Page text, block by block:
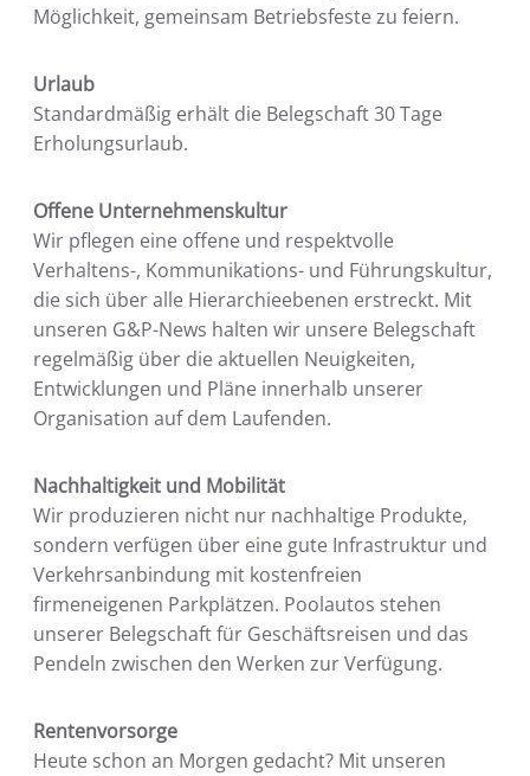
Möglichkeit, gemeinsam Betriebsfeste zu feiern.
Urlaub
Standardmäßig erhält die Belegschaft 30 Tage
Erholungsurlaub.
Offene Unternehmenskultur
Wir pflegen eine offene und respektvolle
Verhaltens-, Kommunikations- und Führungskultur,
die sich über alle Hierarchieebenen erstreckt. Mit
unseren G&P-News halten wir unsere Belegschaft
regelmäßig über die aktuellen Neuigkeiten,
Entwicklungen und Pläne innerhalb unserer
Organisation auf dem Laufenden.
Nachhaltigkeit und Mobilität
Wir produzieren nicht nur nachhaltige Produkte,
sondern verfügen über eine gute Infrastruktur und
Verkehrsanbindung mit kostenfreien
firmeneigenen Parkplätzen. Poolautos stehen
unserer Belegschaft für Geschäftsreisen und das
Pendeln zwischen den Werken zur Verfügung.
Rentenvorsorge
Heute schon an Morgen gedacht? Mit unseren